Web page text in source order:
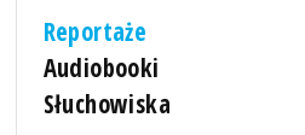
Reportaże
Audiobooki
Słuchowiska